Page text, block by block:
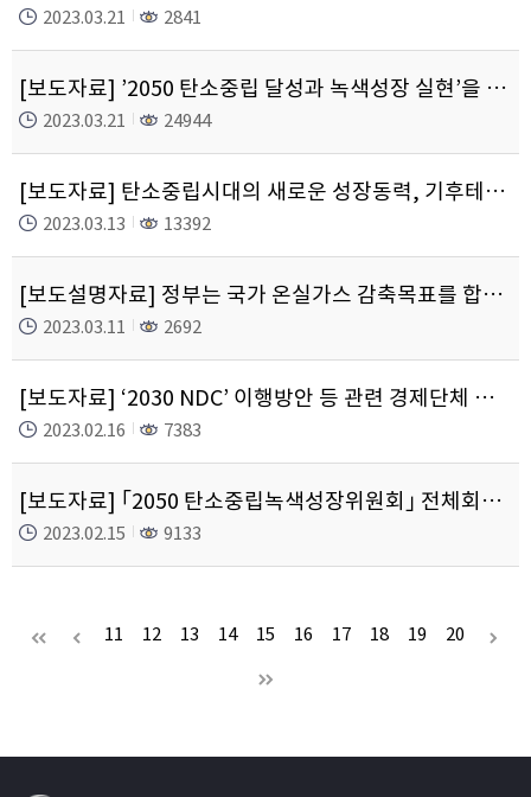
2023.03.21 2841
[보도자료] ’2050 탄소중립 달성과 녹색성장 실현’을 위한 윤석열 정부 탄소중립･녹색성장 청사진 공개
2023.03.21 24944
[보도자료] 탄소중립시대의 새로운 성장동력, 기후테크 본격 육성에 나선다!
2023.03.13 13392
[보도설명자료] 정부는 국가 온실가스 감축목표를 합리적으로 조정하기 위해 관계부처 간 협의 중입니다.
2023.03.11 2692
[보도자료] ‘2030 NDC’ 이행방안 등 관련 경제단체 간담회
2023.02.16 7383
[보도자료] ｢2050 탄소중립녹색성장위원회｣ 전체회의 개최
2023.02.15 9133
11 12 13 14 15 16 17 18 19 20